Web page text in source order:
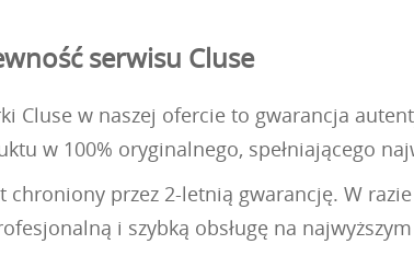
serwisu Cluse
Cluse w naszej ofercie to gwarancja
w 100% oryginalnego, spełniającego
chroniony przez 2-letnią gwarancję. W
i szybką obsługę na